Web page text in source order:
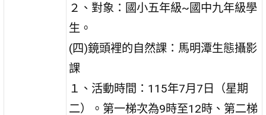
２、對象：國小五年級~國中九年級學
生。
(四)鏡頭裡的自然課：馬明潭生態攝影
課
１、活動時間：115年7月7日（星期
二）。第一梯次為9時至12時、第二梯